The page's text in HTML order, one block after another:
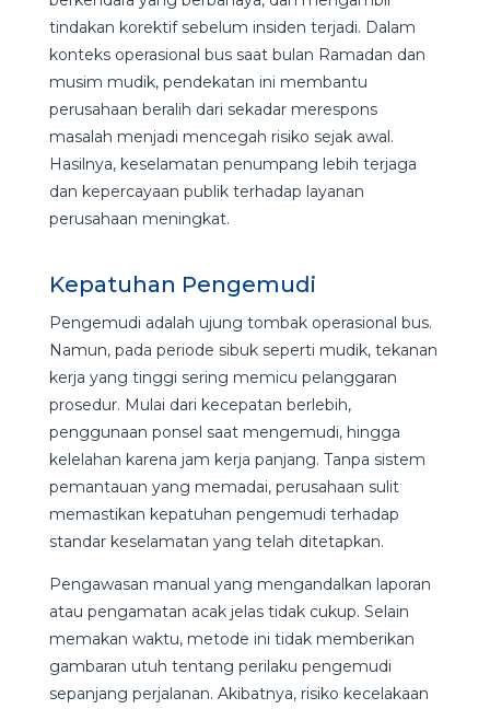
tindakan korektif sebelum insiden terjadi. Dalam
konteks operasional bus saat bulan Ramadan dan
musim mudik, pendekatan ini membantu
perusahaan beralih dari sekadar merespons
masalah menjadi mencegah risiko sejak awal.
Hasilnya, keselamatan penumpang lebih terjaga
dan kepercayaan publik terhadap layanan
perusahaan meningkat.
Kepatuhan Pengemudi
Pengemudi adalah ujung tombak operasional bus.
Namun, pada periode sibuk seperti mudik, tekanan
kerja yang tinggi sering memicu pelanggaran
prosedur. Mulai dari kecepatan berlebih,
penggunaan ponsel saat mengemudi, hingga
kelelahan karena jam kerja panjang. Tanpa sistem
pemantauan yang memadai, perusahaan sulit
memastikan kepatuhan pengemudi terhadap
standar keselamatan yang telah ditetapkan.
Pengawasan manual yang mengandalkan laporan
atau pengamatan acak jelas tidak cukup. Selain
memakan waktu, metode ini tidak memberikan
gambaran utuh tentang perilaku pengemudi
sepanjang perjalanan. Akibatnya, risiko kecelakaan